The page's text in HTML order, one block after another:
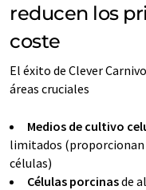
reducen los
coste
El éxito de Clever
áreas cruciales
Medios de cultivo
limitados (proporcionan
células)
Células porcinasde